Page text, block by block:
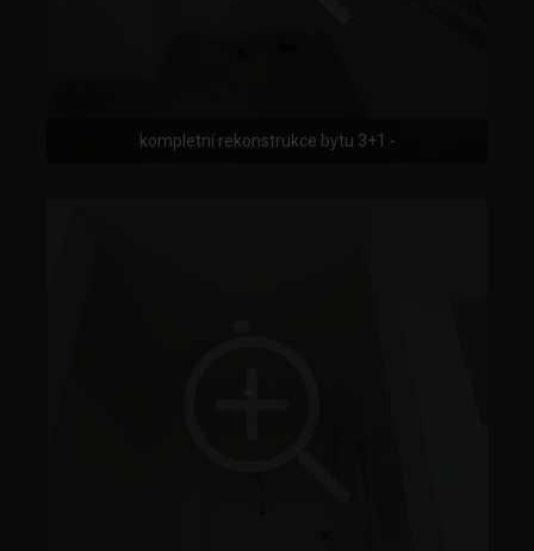
kompletní rekonstrukce bytu 3+1 -